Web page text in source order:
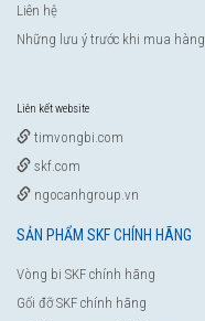
Liên hệ
Những lưu ý trước khi mua hàng
Liên kết website
timvongbi.com
skf.com
ngocanhgroup.vn
SẢN PHẨM SKF CHÍNH HÃNG
Vòng bi SKF chính hãng
Gối đỡ SKF chính hãng